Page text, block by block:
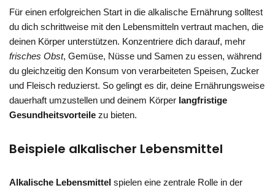
Für einen erfolgreichen Start in die alkalische Ernährung solltest
du dich schrittweise mit den Lebensmitteln vertraut machen, die
deinen Körper unterstützen. Konzentriere dich darauf, mehr
frisches Obst, Gemüse, Nüsse und Samen zu essen, während
du gleichzeitig den Konsum von verarbeiteten Speisen, Zucker
und Fleisch reduzierst. So gelingt es dir, deine Ernährungsweise
dauerhaft umzustellen und deinem Körper langfristige
Gesundheitsvorteile zu bieten.
Beispiele alkalischer Lebensmittel
Alkalische Lebensmittel spielen eine zentrale Rolle in der